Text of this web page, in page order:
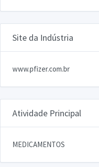
Site da Indústria
www.pfizer.com.br
Atividade Principal
MEDICAMENTOS